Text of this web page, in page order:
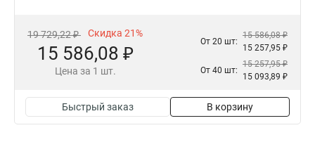
19 729,22 ₽ Скидка 21%
15 586,08 ₽
Цена за 1 шт.
От 20 шт:
15 586,08 ₽
15 257,95 ₽
От 40 шт:
15 257,95 ₽
15 093,89 ₽
Быстрый заказ В корзину